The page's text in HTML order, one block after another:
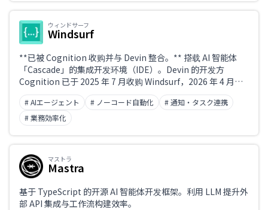
ウィンドサーフ
Windsurf
**已被 Cognition 收购并与 Devin 整合。** 搭载 AI 智能体
「Cascade」的集成开发环境（IDE）。Devin 的开发方
Cognition 已于 2025 年 7 月收购 Windsurf，2026 年 4 月发
布的 Windsurf 2.0 原生整合了 Devin。Devin 包含在
Windsurf 的 Pro／Max／Teams 各方案之中。
# AIエージェント # ノーコード自動化
# 通知・タスク連携
# 業務効率化
マストラ
Mastra
基于 TypeScript 的开源 AI 智能体开发框架。利用 LLM 提升外
部 API 集成与工作流构建效率。